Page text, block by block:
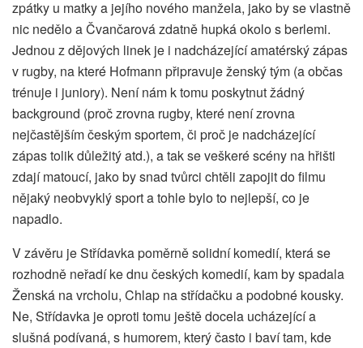
zpátky u matky a jejího nového manžela, jako by se vlastně
nic nedělo a Čvančarová zdatně hupká okolo s berlemi.
Jednou z dějových linek je i nadcházející amatérský zápas
v rugby, na které Hofmann připravuje ženský tým (a občas
trénuje i juniory). Není nám k tomu poskytnut žádný
background (proč zrovna rugby, které není zrovna
nejčastějším českým sportem, či proč je nadcházející
zápas tolik důležitý atd.), a tak se veškeré scény na hřišti
zdají matoucí, jako by snad tvůrci chtěli zapojit do filmu
nějaký neobvyklý sport a tohle bylo to nejlepší, co je
napadlo.
V závěru je Střídavka poměrně solidní komedií, která se
rozhodně neřadí ke dnu českých komedií, kam by spadala
Ženská na vrcholu, Chlap na střídačku a podobné kousky.
Ne, Střídavka je oproti tomu ještě docela ucházející a
slušná podívaná, s humorem, který často i baví tam, kde